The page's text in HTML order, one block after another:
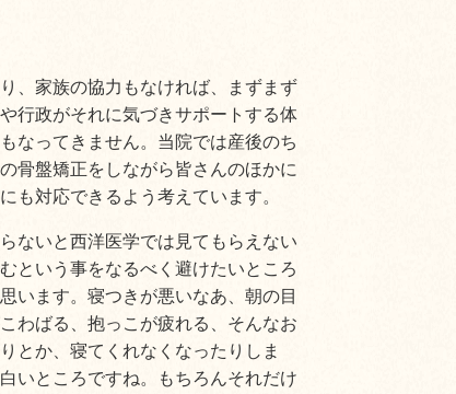
、家族の協力もなければ、まずまず
行政がそれに気づきサポートする体
なってきません。当院では産後のち
骨盤矯正をしながら皆さんのほかに
も対応できるよう考えています。
ないと西洋医学では見てもらえない
という事をなるべく避けたいところ
います。寝つきが悪いなあ、朝の目
わばる、抱っこが疲れる、そんなお
とか、寝てくれなくなったりしま
いところですね。もちろんそれだけ